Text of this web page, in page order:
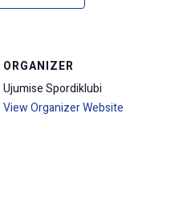
ORGANIZER
Ujumise Spordiklubi
View Organizer Website